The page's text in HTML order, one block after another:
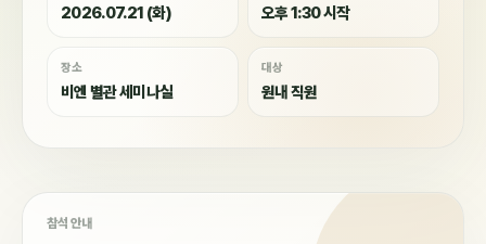
2026.07.21 (화) 오후 1:30 시작
장소
비엔 별관 세미나실
대상
원내 직원
참석 안내